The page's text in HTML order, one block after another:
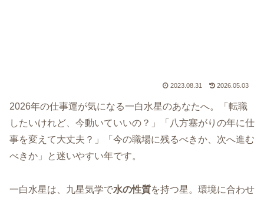
2023.08.31 2026.05.03
2026年の仕事運が気になる一白水星のあなたへ。「転職
したいけれど、今動いていいの？」「八方塞がりの年に仕
事を変えて大丈夫？」「今の職場に残るべきか、次へ進む
べきか」と迷いやすい年です。
一白水星は、九星気学で水の性質を持つ星。環境に合わせ